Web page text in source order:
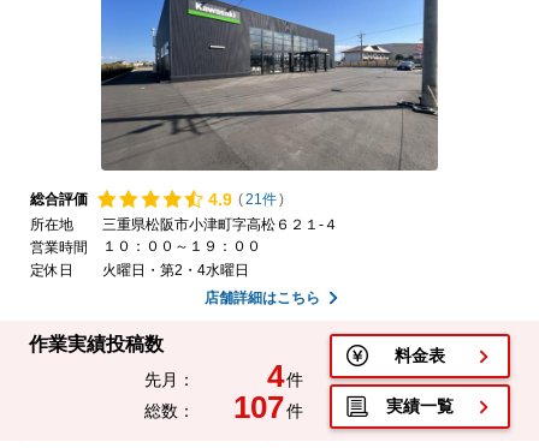
総合評価 4.9 (21件)
所在地
三重県松阪市小津町字高松６２１-４
営業時間
１０：００～１９：００
定休日
火曜日・第2・4水曜日
店舗詳細はこちら
作業実績投稿数
先月： 4件
総数：
107件
料金表
実績一覧